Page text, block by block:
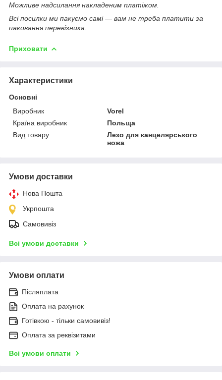
Можливе надсилання накладеним платіжом.
Всі посилки ми пакуємо самі — вам не треба платити за
паковання перевізника.
Приховати
Характеристики
Основні
Виробник
Vorel
Країна виробник
Польща
Вид товару
Лезо для канцелярського
ножа
Умови доставки
Нова Пошта
Укрпошта
Самовивіз
Всі умови доставки
Умови оплати
Післяплата
Оплата на рахунок
Готівкою - тільки самовивіз!
Оплата за реквізитами
Всі умови оплати